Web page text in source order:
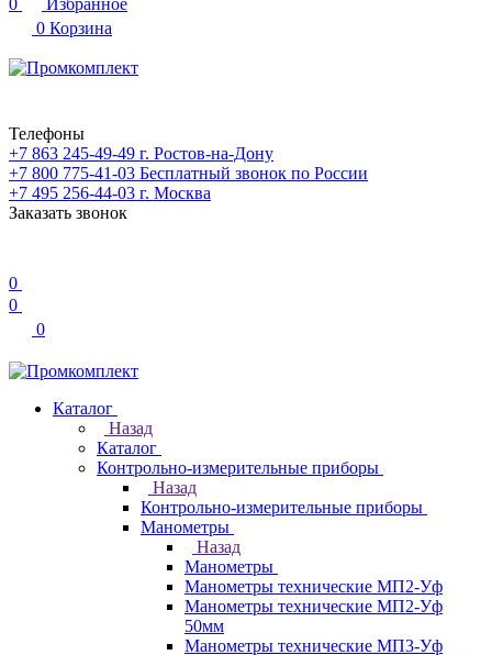
0
Избранное
0 Корзина
Телефоны
+7 863 245-49-49 г. Ростов-на-Дону
+7 800 775-41-03 Бесплатный звонок по России
+7 495 256-44-03 г. Москва
Заказать звонок
0
0
0
Каталог
Назад
Каталог
Контрольно-измерительные приборы
Назад
Контрольно-измерительные приборы
Манометры
Назад
Манометры
Манометры технические МП2-Уф
Манометры технические МП2-Уф
50мм
Манометры технические МП3-Уф